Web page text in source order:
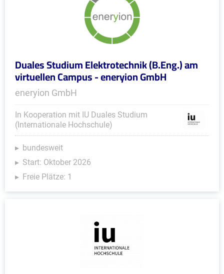
Duales Studium Elektrotechnik (B.Eng.) am
virtuellen Campus - eneryion GmbH
eneryion GmbH
In Kooperation mit IU Duales Studium
(Internationale Hochschule)
bundesweit
Start: Oktober 2026
Freie Plätze: 1